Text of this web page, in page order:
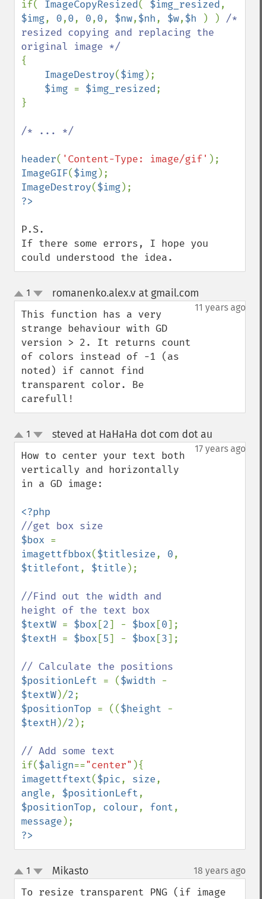
if( ImageCopyResized( $img_resized
$img, 0,0, 0,0, $nw,$nh, $w,$h ) ) /*
resized copying and replacing the
{
ImageDestroy($img);
$img = $img_resized;
}
/* ... */
header( 'Content-Type: image/gif'
ImageGIF($img
ImageDestroy($img
P.S.
If there some errors, I hope you
could understood the idea.
up
down
1 romanenko.alex.v at gmail.com
11 years ago
This function has a very
strange behaviour with GD
version > 2. It returns count
of colors instead of -1 (as
noted) if cannot find
transparent color. Be
carefull!
up
down
1 steved at HaHaHa dot com dot au
17 years ago
How to center your text both
vertically and horizontally
in a GD image:
$box
imagettfbbox($titlesize, 0
$titlefont, $title );
//Find out the width and
$textW = $box [2] - $box [0
$textH = $box [5] - $box [3];
$positionLeft = ($width
$textW)/2
$positionTop = (($height
$textH )/2 );
if($align=="center"
imagettftext($pic, size
angle, $positionLeft
$positionTop, colour, font
message
?>
up
down
1 Mikasto¶ 18 years ago
To resize transparent PNG (if image